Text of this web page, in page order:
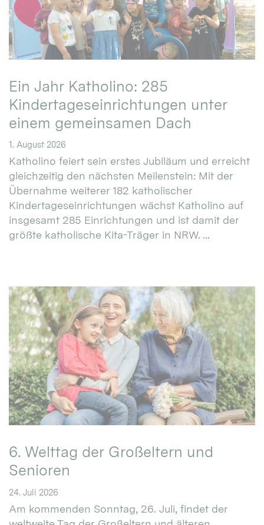
Ein Jahr Katholino: 285
Kindertageseinrichtungen unter
einem gemeinsamen Dach
1. August 2026
Katholino feiert sein erstes Jubiläum und erreicht
gleichzeitig den nächsten Meilenstein: Mit der
Übernahme weiterer 182 katholischer
Kindertageseinrichtungen wächst Katholino auf
insgesamt 285 Einrichtungen und ist damit der
größte katholische Kita-Träger in NRW. ...
6. Welttag der Großeltern und
Senioren
24. Juli 2026
Am kommenden Sonntag, 26. Juli, findet der